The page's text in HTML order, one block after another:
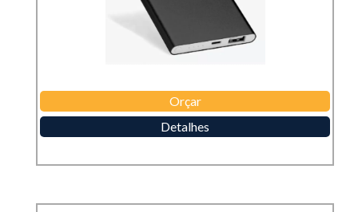
Orçar
Detalhes